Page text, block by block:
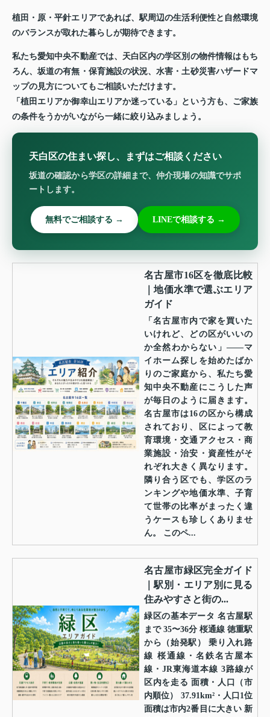
植田・原・平針エリアであれば、駅周辺の生活利便性と自然環境
のバランスが取れた暮らしが期待できます。
私たち愛知中央不動産では、天白区内の学区別の物件情報はもち
ろん、坂道の有無・保育施設の状況、水害・土砂災害ハザードマ
ップの見方についてもご相談いただけます。
「植田エリアか御幸山エリアか迷っている」という方も、ご家族
の条件をうかがいながら一緒に絞り込みましょう。
天白区の住まい探し、まずはご相談ください
坂道の確認から学区の詳細まで、仲介現場の知識でサポ
ートします。
無料でご相談する → LINEで相談する →
名古屋市16区を徹底比較
｜地価水準で選ぶエリア
ガイド
「名古屋市内で家を買いた
いけれど、どの区がいいの
か全然わからない」——マ
イホーム探しを始めたばか
りのご家庭から、私たち愛
知中央不動産にこうした声
が毎日のように届きます。
名古屋市は16の区から構成
されており、区によって教
育環境・交通アクセス・商
業施設・治安・資産性がそ
れぞれ大きく異なります。
隣り合う区でも、学区のラ
ンキングや地価水準、子育
て世帯の比率がまったく違
うケースも珍しくありませ
ん。 このペ...
名古屋市緑区完全ガイド
｜駅別・エリア別に見る
住みやすさと街の...
緑区の基本データ 名古屋駅
まで 35〜36分 桜通線 徳重駅
から（始発駅） 乗り入れ路
線 桜通線・名鉄名古屋本
線・JR東海道本線 3路線が
区内を走る 面積・人口（市
内順位） 37.91km²・人口1位
面積は市内2番目に大きい 新